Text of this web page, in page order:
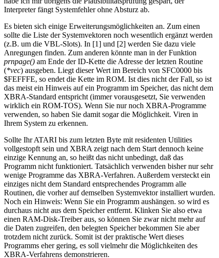
Interpreter fängt Systemfehler ohne Absturz ab.
Es bieten sich einige Erweiterungsmöglichkeiten an. Zum einen
sollte die Liste der Systemvektoren noch wesentlich ergänzt werden
(z.B. um die VBL-Slots). In [1] und [2] werden Sie dazu viele
Anregungen finden. Zum anderen könnte man in der Funktion
prnpage() am Ende der ID-Kette die Adresse der letzten Routine
(*vec) ausgeben. Liegt dieser Wert im Bereich von SFC0000 bis
$FEFFFE, so endet die Kette im ROM. Ist dies nicht der Fall, so ist
das meist ein Hinweis auf ein Programm im Speicher, das nicht dem
XBRA-Standard entspricht (immer vorausgesetzt, Sie verwenden
wirklich ein ROM-TOS). Wenn Sie nur noch XBRA-Programme
verwenden, so haben Sie damit sogar die Möglichkeit. Viren in
Ihrem System zu erkennen.
Sollte Ihr ATARI bis zum letzten Byte mit residenten Utilities
vollgestopft sein und XBRA zeigt nach dem Start dennoch keine
einzige Kennung an, so heißt das nicht unbedingt, daß das
Programm nicht funktioniert. Tatsächlich verwenden bisher nur sehr
wenige Programme das XBRA-Verfahren. Außerdem versteckt ein
einziges nicht dem Standard entsprechendes Programm alle
Routinen, die vorher auf demselben Systemvektor installiert wurden.
Noch ein Hinweis: Wenn Sie ein Programm aushängen. so wird es
durchaus nicht aus dem Speicher entfernt. Klinken Sie also etwa
einen RAM-Disk-Treiber aus, so können Sie zwar nicht mehr auf
die Daten zugreifen, den belegten Speicher bekommen Sie aber
trotzdem nicht zurück. Somit ist der praktische Wert dieses
Programms eher gering, es soll vielmehr die Möglichkeiten des
XBRA-Verfahrens demonstrieren.